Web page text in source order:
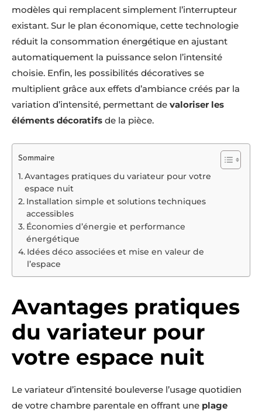
modèles qui remplacent simplement l’interrupteur
existant. Sur le plan économique, cette technologie
réduit la consommation énergétique en ajustant
automatiquement la puissance selon l’intensité
choisie. Enfin, les possibilités décoratives se
multiplient grâce aux effets d’ambiance créés par la
variation d’intensité, permettant de valoriser les
éléments décoratifs de la pièce.
Sommaire
Avantages pratiques du variateur pour votre
espace nuit
Installation simple et solutions techniques
accessibles
Économies d’énergie et performance
énergétique
Idées déco associées et mise en valeur de
l’espace
Avantages pratiques
du variateur pour
votre espace nuit
Le variateur d’intensité bouleverse l’usage quotidien
de votre chambre parentale en offrant une plage